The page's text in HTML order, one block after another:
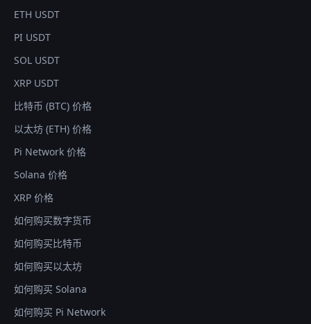
ETH USDT
PI USDT
SOL USDT
XRP USDT
比特币 (BTC) 价格
以太坊 (ETH) 价格
Pi Network 价格
Solana 价格
XRP 价格
如何购买数字货币
如何购买比特币
如何购买以太坊
如何购买 Solana
如何购买 Pi Network